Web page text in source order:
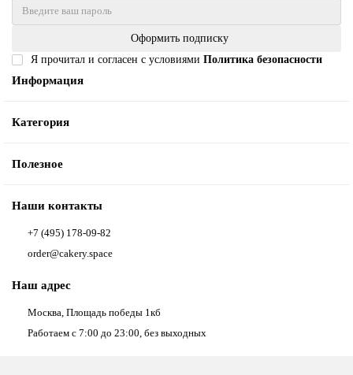
Оформить подписку
Я прочитал и согласен с условиями Политика безопасности
Информация
Категория
Полезное
Наши контакты
+7 (495) 178-09-82
order@cakery.space
Наш адрес
Москва, Площадь победы 1кб
Работаем с 7:00 до 23:00, без выходных